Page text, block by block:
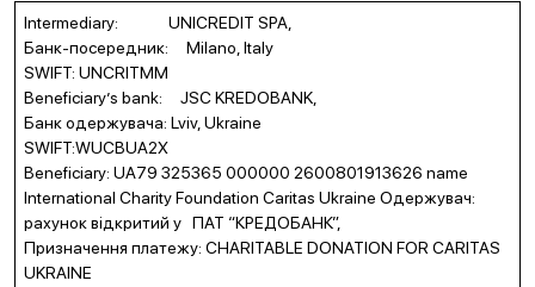
Intermediary: UNICREDIT SPA,
Банк-посередник: Milano, Italy
SWIFT: UNCRITMM
Beneficiary’s bank: JSC KREDOBANK,
Банк одержувача: Lviv, Ukraine
SWIFT:WUCBUA2X
Beneficiary: UA79 325365 000000 2600801913626 name
International Charity Foundation Caritas Ukraine Одержувач:
рахунок відкритий у ПАТ “КРЕДОБАНК”,
Призначення платежу: CHARITABLE DONATION FOR CARITAS
UKRAINE